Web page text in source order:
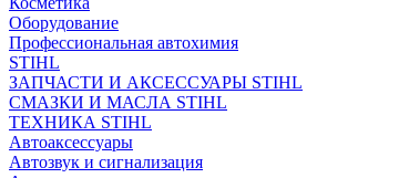
Оборудование
Профессиональная автохимия
STIHL
ЗАПЧАСТИ И АКСЕССУАРЫ STIHL
СМАЗКИ И МАСЛА STIHL
ТЕХНИКА STIHL
Автоаксессуары
Автозвук и сигнализация